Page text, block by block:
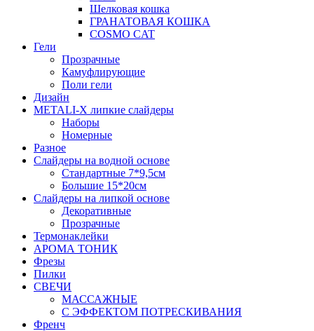
Шелковая кошка
ГРАНАТОВАЯ КОШКА
COSMO CAT
Гели
Прозрачные
Камуфлирующие
Поли гели
Дизайн
METALI-X липкие слайдеры
Наборы
Номерные
Разное
Слайдеры на водной основе
Стандартные 7*9,5см
Большие 15*20см
Слайдеры на липкой основе
Декоративные
Прозрачные
Термонаклейки
АРОМА ТОНИК
Фрезы
Пилки
СВЕЧИ
МАССАЖНЫЕ
С ЭФФЕКТОМ ПОТРЕСКИВАНИЯ
Френч